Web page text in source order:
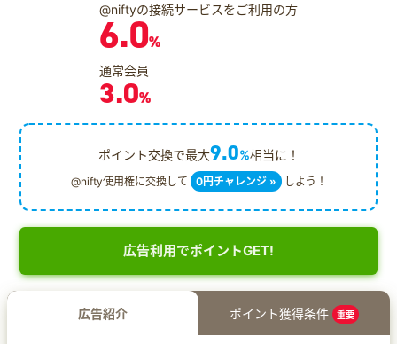
@niftyの接続サービスをご利用の方
6.0%
通常会員
3.0%
ポイント交換で最大9.0%相当に！
@nifty使用権に交換して 0円チャレンジ » しよう！
広告利用でポイントGET!
広告紹介 ポイント獲得条件 重要